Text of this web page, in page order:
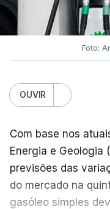
Foto:
OUVIR
Com base nos
Energia e Geologia
previsões das
do mercado na
gasóleo simples